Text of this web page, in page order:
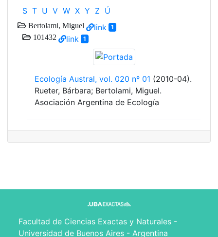
S T U V W X Y Z Ú
Bertolami, Miguel link 1
101432 link 1
Ecología Austral, vol. 020 nº 01 (2010-04).
Rueter, Bárbara; Bertolami, Miguel.
Asociación Argentina de Ecología
Facultad de Ciencias Exactas y Naturales -
Universidad de Buenos Aires - Argentina